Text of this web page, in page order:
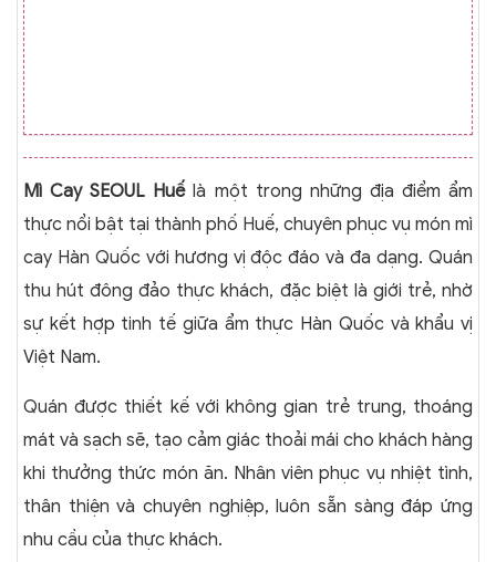
Mì Cay SEOUL Huếlà một trong những địa điểm ẩm
thực nổi bật tại thành phố Huế, chuyên phục vụ món mì
cay Hàn Quốc với hương vị độc đáo và đa dạng. Quán
thu hút đông đảo thực khách, đặc biệt là giới trẻ, nhờ
sự kết hợp tinh tế giữa ẩm thực Hàn Quốc và khẩu vị
Việt Nam.
Quán được thiết kế với không gian trẻ trung, thoáng
mát và sạch sẽ, tạo cảm giác thoải mái cho khách hàng
khi thưởng thức món ăn. Nhân viên phục vụ nhiệt tình,
thân thiện và chuyên nghiệp, luôn sẵn sàng đáp ứng
nhu cầu của thực khách.